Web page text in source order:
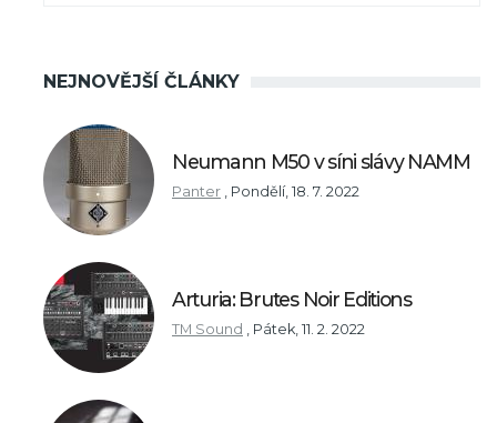
NEJNOVĚJŠÍ ČLÁNKY
Neumann M50 v síni slávy NAMM
Panter , Pondělí, 18. 7. 2022
Arturia: Brutes Noir Editions
TM Sound , Pátek, 11. 2. 2022